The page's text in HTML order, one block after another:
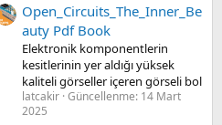
Open_Circuits_The_Inner_Be
auty Pdf Book
Elektronik komponentlerin
kesitlerinin yer aldığı yüksek
kaliteli görseller içeren görseli bol
latcakir Güncellenme: 14 Mart
2025